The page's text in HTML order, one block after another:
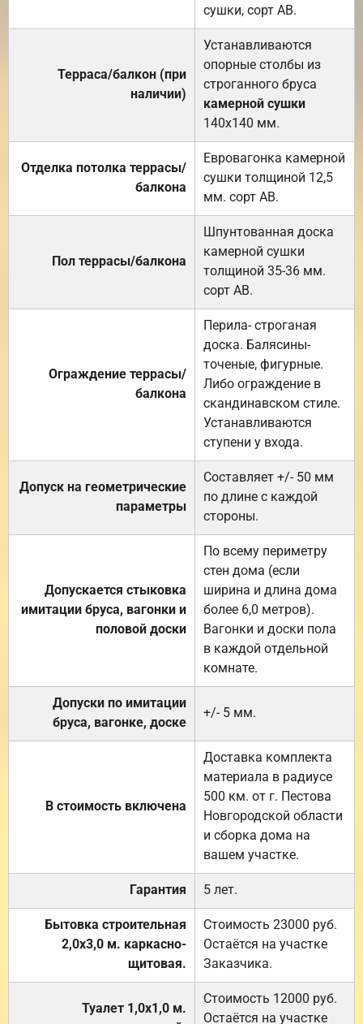
сушки, сорт АВ.
Терраса/балкон (при
наличии)
Устанавливаются
опорные столбы из
строганного бруса
камерной сушки
140х140 мм.
Отделка потолка террасы/
балкона
Евровагонка камерной
сушки толщиной 12,5
мм. сорт АВ.
Пол террасы/балкона
Шпунтованная доска
камерной сушки
толщиной 35-36 мм.
сорт АВ.
Ограждение террасы/
балкона
Перила- строганая
доска. Балясины-
точеные, фигурные.
Либо ограждение в
скандинавском стиле.
Устанавливаются
ступени у входа.
Допуск на геометрические
параметры
Составляет +/- 50 мм
по длине с каждой
стороны.
Допускается стыковка
имитации бруса, вагонки и
половой доски
По всему периметру
стен дома (если
ширина и длина дома
более 6,0 метров).
Вагонки и доски пола
в каждой отдельной
комнате.
Допуски по имитации
бруса, вагонке, доске
+/- 5 мм.
В стоимость включена
Доставка комплекта
материала в радиусе
500 км. от г. Пестова
Новгородской области
и сборка дома на
вашем участке.
Гарантия 5 лет.
Бытовка строительная
2,0х3,0 м. каркасно-
щитовая.
Стоимость 23000 руб.
Остаётся на участке
Заказчика.
Туалет 1,0х1,0 м.
Стоимость 12000 руб.
Остаётся на участке